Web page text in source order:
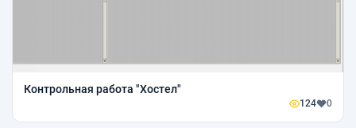
Контрольная работа "Хостел"
124 0